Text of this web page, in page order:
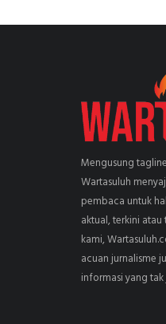
Mengusung
Wartasuluh
pembaca untuk
aktual, terkini
kami,
acuan jurnalisme
informasi yang